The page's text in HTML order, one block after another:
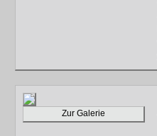
Zur Galerie